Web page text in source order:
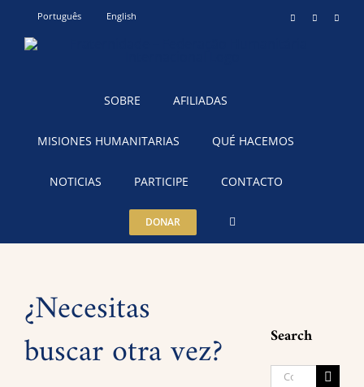
content
Português English InstagramYouTube
SOBRE AFILIADAS
MISIONES HUMANITARIAS QUÉ HACEMOS
NOTICIAS PARTICIPE CONTACTO
DONAR
¿Necesitas
buscar otra vez? Search
Search